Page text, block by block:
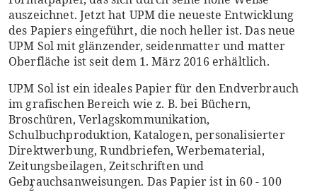
auszeichnet. Jetzt hat UPM die neueste Entwicklung
des Papiers eingeführt, die noch heller ist. Das neue
UPM Sol mit glänzender, seidenmatter und matter
Oberfläche ist seit dem 1. März 2016 erhältlich.
UPM Sol ist ein ideales Papier für den Endverbrauch
im grafischen Bereich wie z. B. bei Büchern,
Broschüren, Verlagskommunikation,
Schulbuchproduktion, Katalogen, personalisierter
Direktwerbung, Rundbriefen, Werbematerial,
Zeitungsbeilagen, Zeitschriften und
Gebrauchsanweisungen. Das Papier ist in 60 - 100
2